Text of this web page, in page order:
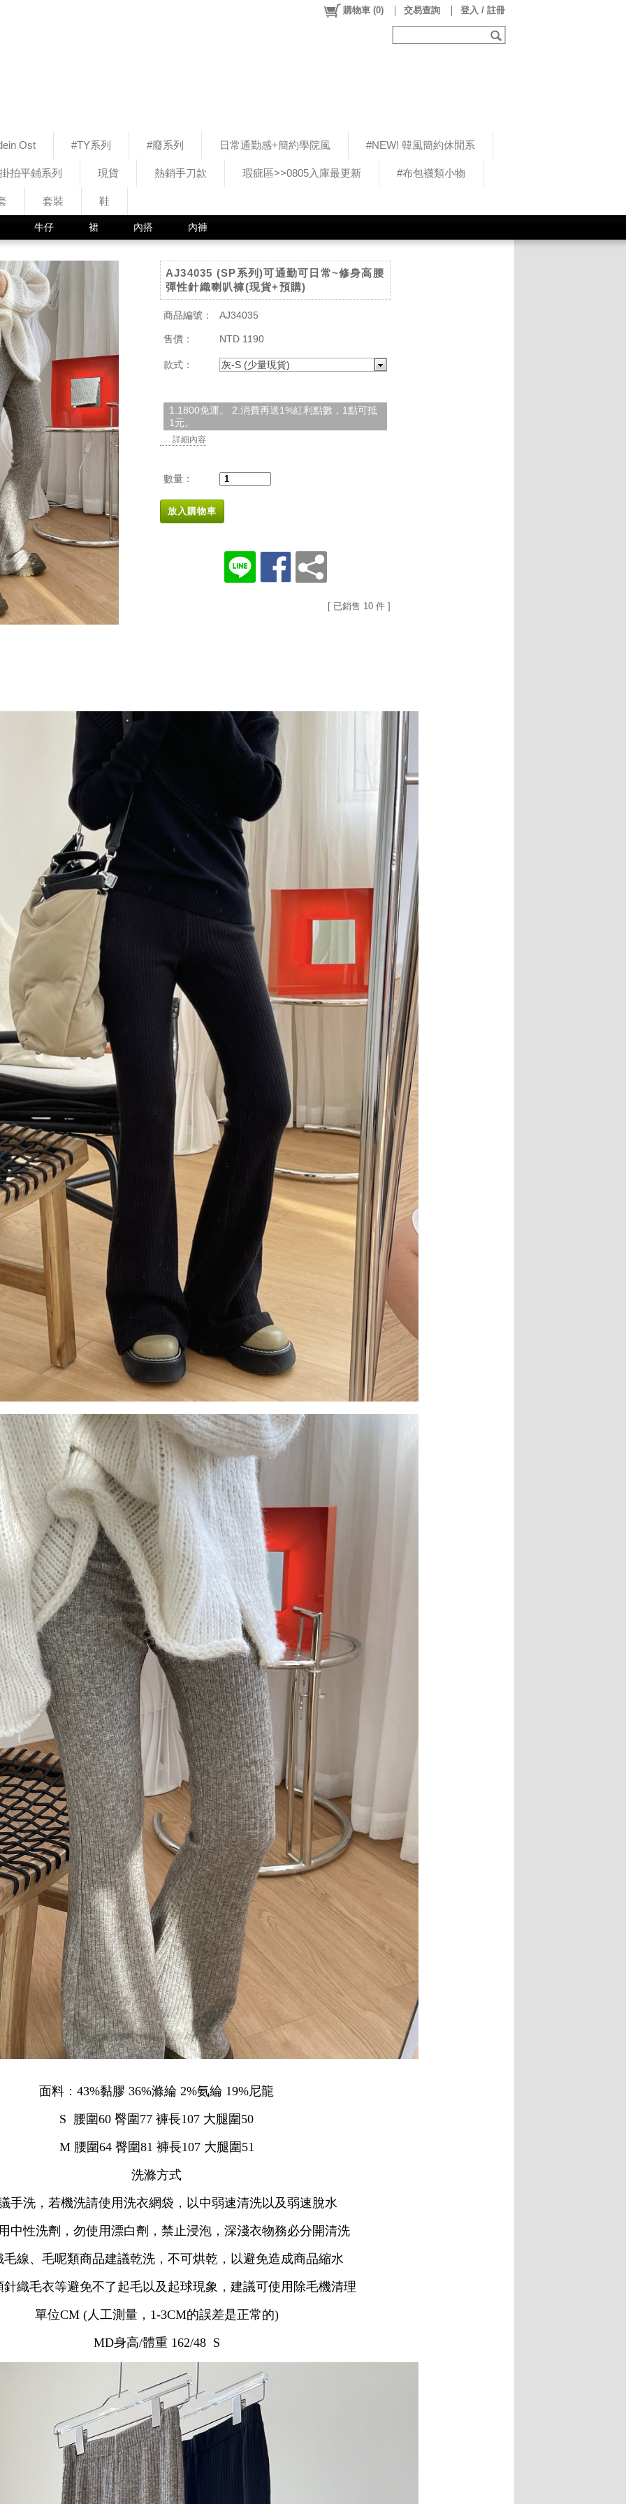
Ost #TY系列 #廢系列 日常通勤感+簡約學院風 #NEW! 韓風簡約休閒系
拍平鋪系列 現貨 熱銷手刀款 瑕疵區>>0805入庫最更新 #布包襪類小物
套裝 鞋
購物車 (0) 交易查詢 登入 / 註冊
牛仔 裙 內搭 內褲
AJ34035 (SP系列)可通勤可日常~修身高腰
彈性針織喇叭褲(現貨+預購)
商品編號： AJ34035
售價： NTD 1190
款式： 灰-S (少量現貨)
1.1800免運。 2.消費再送1%紅利點數，1點可抵
1元。
. . . 詳細內容
數量：
放入購物車
[ 已銷售 10 件 ]